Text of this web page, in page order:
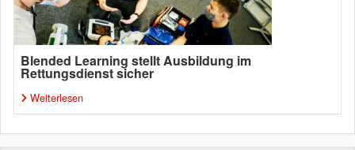
Blended Learning stellt Ausbildung im
Rettungsdienst sicher
Weiterlesen